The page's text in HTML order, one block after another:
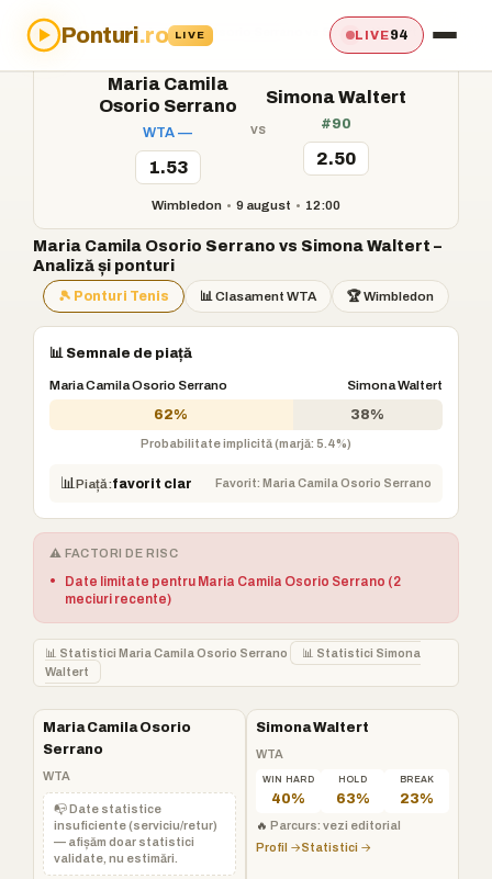
Ponturi.ro LIVE LIVE94
Acasă›Ponturi›Maria Camila Osorio Serrano vs Simona Waltert
Maria Camila
Osorio Serrano
WTA —
1.53
vs
Simona Waltert
#90
2.50
Wimbledon • 9 august • 12:00
Maria Camila Osorio Serrano vs Simona Waltert –
Analiză și ponturi
🎾 Ponturi Tenis 📊 Clasament WTA 🏆 Wimbledon
📊 Semnale de piață
Maria Camila Osorio Serrano Simona Waltert
62% 38%
Probabilitate implicită (marjă: 5.4%)
📊 Piață:favorit clar Favorit: Maria Camila Osorio Serrano
⚠️ FACTORI DE RISC
•
Date limitate pentru Maria Camila Osorio Serrano (2
meciuri recente)
📊 Statistici Maria Camila Osorio Serrano
📊 Statistici Simona
Waltert
Maria Camila Osorio
Serrano
WTA
📭 Date statistice
insuficiente (serviciu/retur)
— afișăm doar statistici
validate, nu estimări.
Simona Waltert
WTA
WIN HARD
40%
HOLD
63%
BREAK
23%
🔥 Parcurs: vezi editorial
Profil →Statistici →